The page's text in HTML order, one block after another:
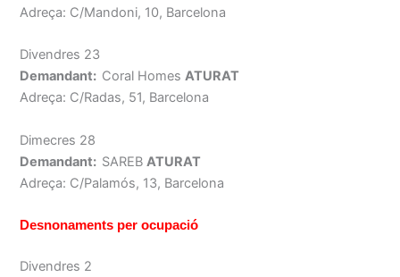
Adreça: C/Mandoni, 10, Barcelona
Divendres 23
Demandant: Coral HomesATURAT
Adreça: C/Radas, 51, Barcelona
Dimecres 28
Demandant: SAREB ATURAT
Adreça: C/Palamós, 13, Barcelona
Desnonaments per ocupació
Divendres 2